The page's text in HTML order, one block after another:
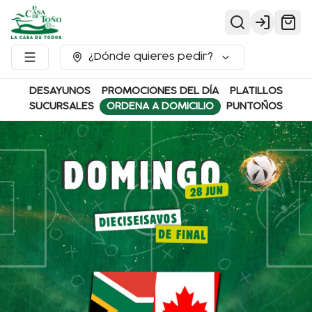
Login
¿Dónde quieres pedir?
DESAYUNOS PROMOCIONES DEL DÍA
PLATILLOS
SUCURSALES
ORDENA A DOMICILIO PUNTOÑOS